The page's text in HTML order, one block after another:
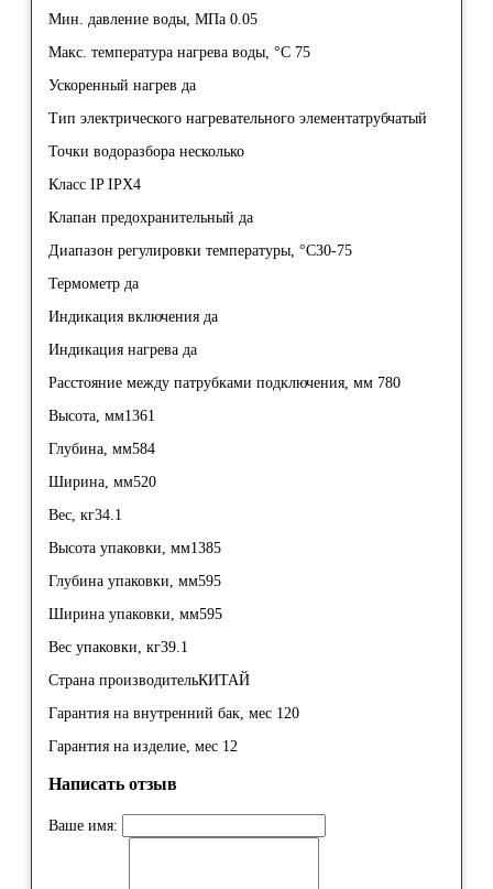
Мин. давление воды, МПа 0.05
Макс. температура нагрева воды, °С 75
Ускоренный нагрев да
Тип электрического нагревательного элементатрубчатый
Точки водоразбора несколько
Класс IP IPX4
Клапан предохранительный да
Диапазон регулировки температуры, °С30-75
Термометр да
Индикация включения да
Индикация нагрева да
Расстояние между патрубками подключения, мм 780
Высота, мм1361
Глубина, мм584
Ширина, мм520
Вес, кг34.1
Высота упаковки, мм1385
Глубина упаковки, мм595
Ширина упаковки, мм595
Вес упаковки, кг39.1
Страна производительКИТАЙ
Гарантия на внутренний бак, мес 120
Гарантия на изделие, мес 12
Написать отзыв
Ваше имя: